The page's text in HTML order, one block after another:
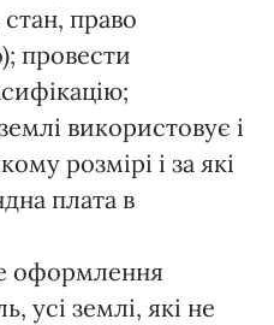
право
провести
використовує і
розмірі і за які
плата в
оформлення
усі землі, які не